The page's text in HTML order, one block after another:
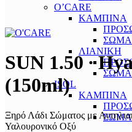
O’CARE
ΚΑΜΠΙΝΑ
ΣΩΜΑ
ΛΙΑΝΙΚΗ
ΣΩΜΑ
ISOL
ΚΑΜΠΙΝΑ
ΣΩΜΑ
SUN 1.50 ∙
(150ml)
Ξηρό Λάδι Σώματος με
Υαλουρονικό Οξύ